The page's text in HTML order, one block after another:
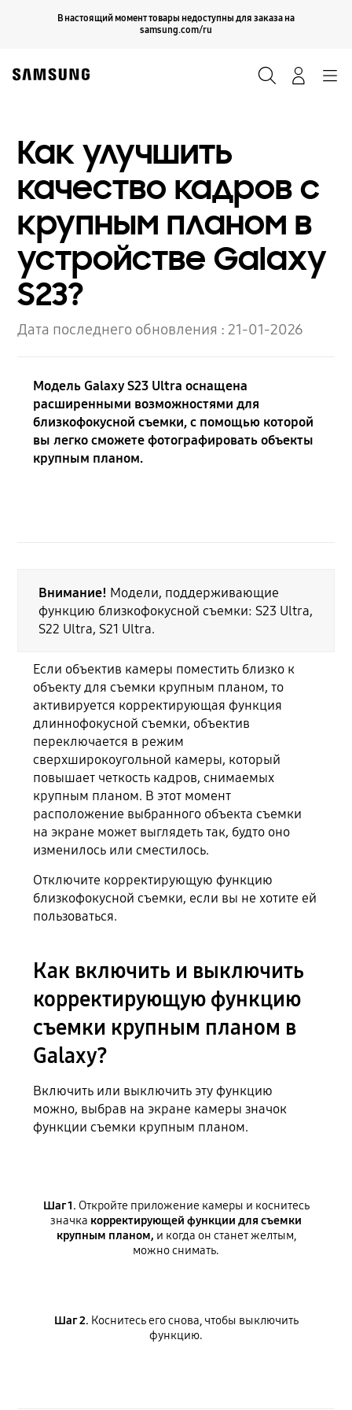
В настоящий момент товары недоступны для заказа на
samsung.com/ru
Продолжить
Как улучшить
качество кадров с
крупным планом в
устройстве Galaxy
S23?
Дата последнего обновления :21-01-2026
Модель Galaxy S23 Ultra оснащена
расширенными возможностями для
близкофокусной съемки, с помощью которой
вы легко сможете фотографировать объекты
крупным планом.
Внимание! Модели, поддерживающие
функцию близкофокусной съемки: S23 Ultra,
S22 Ultra, S21 Ultra.
Если объектив камеры поместить близко к
объекту для съемки крупным планом, то
активируется корректирующая функция
длиннофокусной съемки, объектив
переключается в режим
сверхширокоугольной камеры, который
повышает четкость кадров, снимаемых
крупным планом. В этот момент
расположение выбранного объекта съемки
на экране может выглядеть так, будто оно
изменилось или сместилось.
Отключите корректирующую функцию
близкофокусной съемки, если вы не хотите ей
пользоваться.
Как включить и выключить
корректирующую функцию
съемки крупным планом в
Galaxy?
Включить или выключить эту функцию
можно, выбрав на экране камеры значок
функции съемки крупным планом.
Шаг 1. Откройте приложение камеры и коснитесь
значка корректирующей функции для съемки
крупным планом, и когда он станет желтым,
можно снимать.
Шаг 2. Коснитесь его снова, чтобы выключить
функцию.